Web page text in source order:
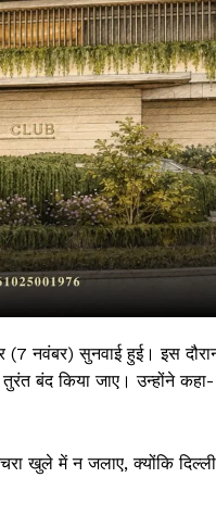
(7 नवंबर) सुनवाई हुई। इस
बंद किया जाए। उन्होंने
खुले में न जलाए, क्योंकि